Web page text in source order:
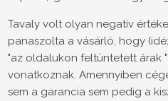
Tavaly volt olyan negatív
panaszolta a vásárló, hogy
"az oldalukon feltüntetett árak
vonatkoznak. Amennyiben
sem a garancia sem pedig a